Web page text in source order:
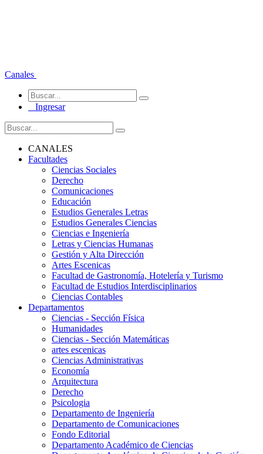
Canales
Ingresar
CANALES
Facultades
Ciencias Sociales
Derecho
Comunicaciones
Educación
Estudios Generales Letras
Estudios Generales Ciencias
Ciencias e Ingeniería
Letras y Ciencias Humanas
Gestión y Alta Dirección
Artes Escenicas
Facultad de Gastronomía, Hotelería y Turismo
Facultad de Estudios Interdisciplinarios
Ciencias Contables
Departamentos
Ciencias - Sección Física
Humanidades
Ciencias - Sección Matemáticas
artes escenicas
Ciencias Administrativas
Economía
Arquitectura
Derecho
Psicologia
Departamento de Ingeniería
Departamento de Comunicaciones
Fondo Editorial
Departamento Académico de Ciencias